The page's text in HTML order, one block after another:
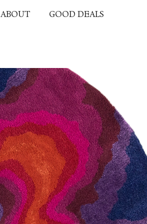
ABOUT GOOD DEALS